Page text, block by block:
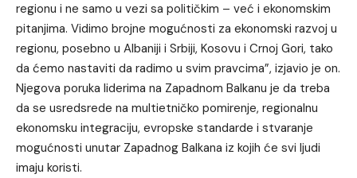
regionu i ne samo u vezi sa političkim – već i ekonomskim
pitanjima. Vidimo brojne mogućnosti za ekonomski razvoj u
regionu, posebno u Albaniji i Srbiji, Kosovu i Crnoj Gori, tako
da ćemo nastaviti da radimo u svim pravcima”, izjavio je on.
Njegova poruka liderima na Zapadnom Balkanu je da treba
da se usredsrede na multietničko pomirenje, regionalnu
ekonomsku integraciju, evropske standarde i stvaranje
mogućnosti unutar Zapadnog Balkana iz kojih će svi ljudi
imaju koristi.